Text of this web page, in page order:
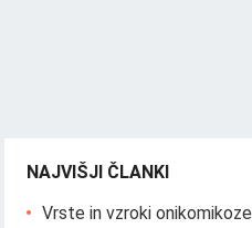
NAJVIŠJI ČLANKI
Vrste in vzroki onikomikoze